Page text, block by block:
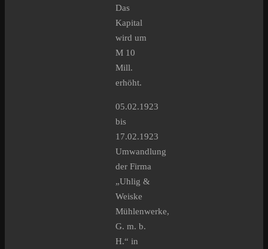
Das
Kapital
wird um
M 10
Mill.
erhöht.
05.02.1923
bis
17.02.1923
Umwandlung
der Firma
„Uhlig &
Weiske
Mühlenwerke,
G. m. b.
H.“ in